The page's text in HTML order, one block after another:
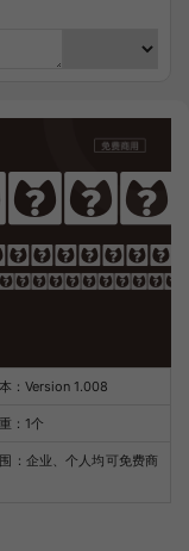
：Version 1.008
：1个
：企业、个人均可免费商